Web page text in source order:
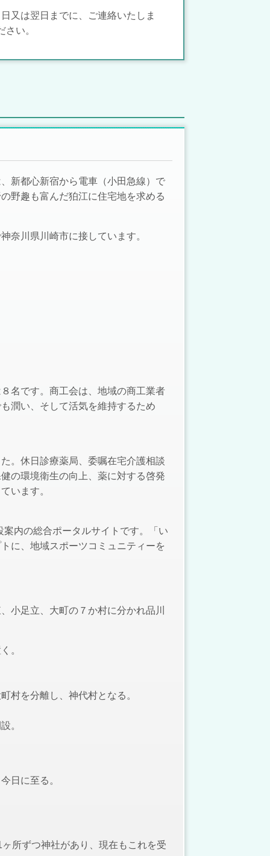
又は翌日までに、ご連絡いたしま
い。
新都心新宿から電車（小田急線）で
野趣も富んだ狛江に住宅地を求める
奈川県川崎市に接しています。
名です。商工会は、地域の商工業者
潤い、そして活気を維持するため
。休日診療薬局、委嘱在宅介護相談
の環境衛生の向上、薬に対する啓発
います。
内の総合ポータルサイトです。「い
に、地域スポーツコミュニティーを
小足立、大町の７か村に分かれ品川
。
を分離し、神代村となる。
設。
日に至る。
所ずつ神社があり、現在もこれを受